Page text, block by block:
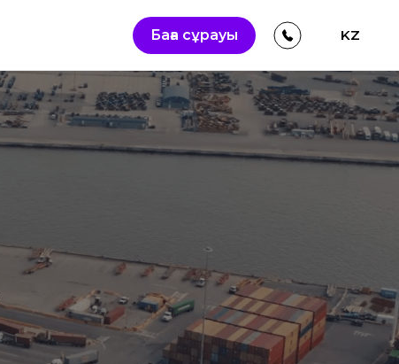
Баға сұрауы KZ